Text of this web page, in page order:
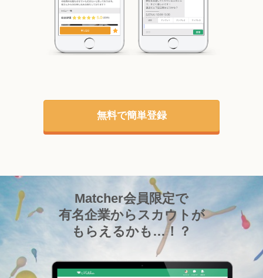
無料で簡単登録
Matcher会員限定で
有名企業からスカウトが
もらえるかも…！？